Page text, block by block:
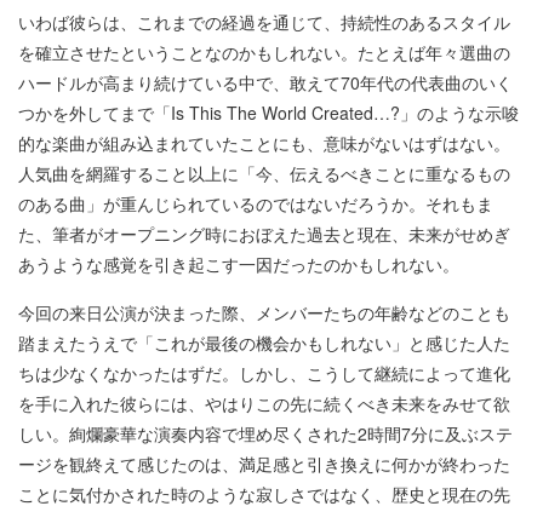
いわば彼らは、これまでの経過を通じて、持続性のあるスタイル
を確立させたということなのかもしれない。たとえば年々選曲の
ハードルが高まり続けている中で、敢えて70年代の代表曲のいく
つかを外してまで「Is This The World Created…?」のような示唆
的な楽曲が組み込まれていたことにも、意味がないはずはない。
人気曲を網羅すること以上に「今、伝えるべきことに重なるもの
のある曲」が重んじられているのではないだろうか。それもま
た、筆者がオープニング時におぼえた過去と現在、未来がせめぎ
あうような感覚を引き起こす一因だったのかもしれない。
今回の来日公演が決まった際、メンバーたちの年齢などのことも
踏まえたうえで「これが最後の機会かもしれない」と感じた人た
ちは少なくなかったはずだ。しかし、こうして継続によって進化
を手に入れた彼らには、やはりこの先に続くべき未来をみせて欲
しい。絢爛豪華な演奏内容で埋め尽くされた2時間7分に及ぶステ
ージを観終えて感じたのは、満足感と引き換えに何かが終わった
ことに気付かされた時のような寂しさではなく、歴史と現在の先